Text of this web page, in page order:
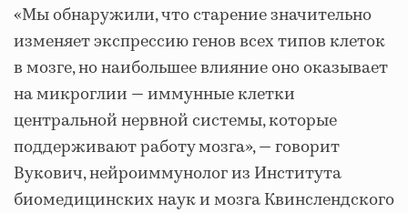
«Мы обнаружили, что старение значительно
изменяет экспрессию генов всех типов клеток
в мозге, но наибольшее влияние оно оказывает
на микроглии — иммунные клетки
центральной нервной системы, которые
поддерживают работу мозга», — говорит
Вукович, нейроиммунолог из Института
биомедицинских наук и мозга Квинслендского